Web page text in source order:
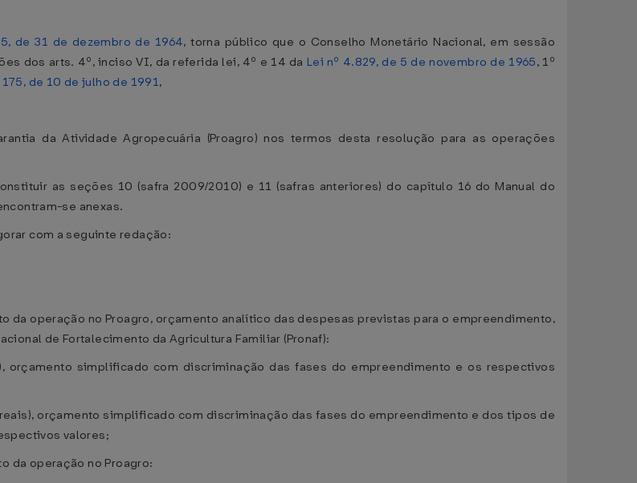
de 31 de dezembro de 1964, torna público que o Conselho Monetário Nacional, em sessão
dos arts. 4º, inciso VI, da referida lei, 4º e 14 da Lei nº 4.829, de 5 de novembro de 1965, 1º
de 10 de julho de 1991,
da Atividade Agropecuária (Proagro) nos termos desta resolução para as operações
as seções 10 (safra 2009/2010) e 11 (safras anteriores) do capítulo 16 do Manual do
se anexas.
com a seguinte redação:
da operação no Proagro, orçamento analítico das despesas previstas para o empreendimento,
de Fortalecimento da Agricultura Familiar (Pronaf):
simplificado com discriminação das fases do empreendimento e os respectivos
orçamento simplificado com discriminação das fases do empreendimento e dos tipos de
valores;
da operação no Proagro: